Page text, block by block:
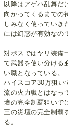
以降はアゲハ乱舞だ
向かってくるまでの
しみなく使っていき
には幻惑が有効なの
対ボスではヤリ装備
て武器を使い分ける
い職となっている。
ハイスコア30万狙い
流の火力職とはなっ
壇の完全制覇狙いで
三の災壇の完全制覇
る。